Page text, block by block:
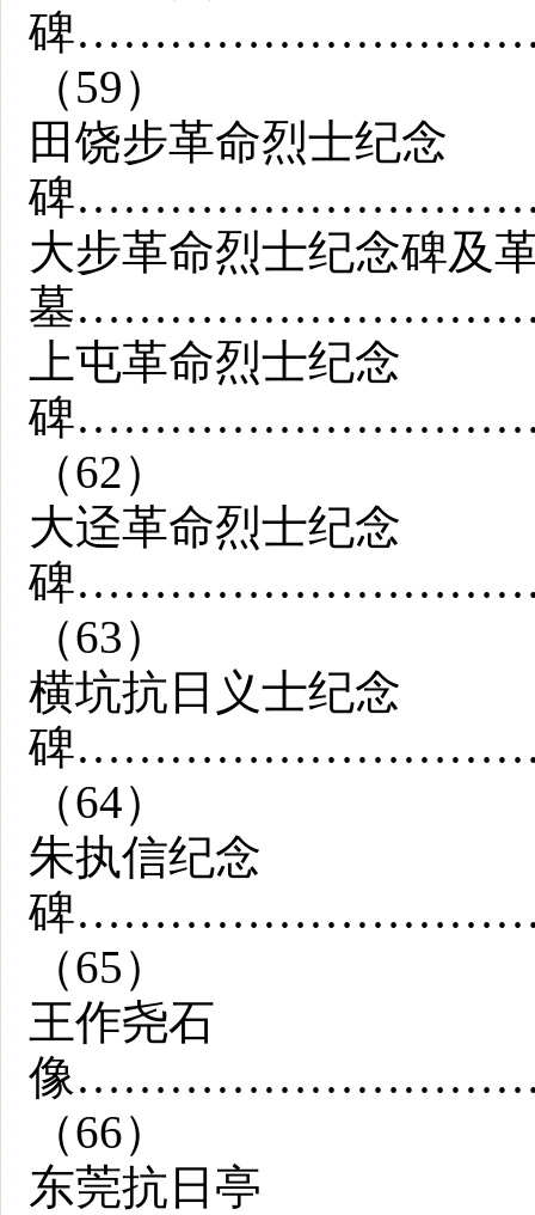
碑
（59）
田饶步革命烈士纪念
碑
大步革命烈士纪念碑及
墓
上屯革命烈士纪念
碑
（62）
大迳革命烈士纪念
碑
（63）
横坑抗日义士纪念
碑
（64）
朱执信纪念
碑
（65）
王作尧石
像
（66）
东莞抗日亭